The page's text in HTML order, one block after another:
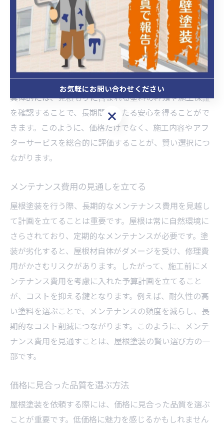
内で最大の効果を得るためです。しかし、価格のみを基
準に判断することはリスクも伴います。安価な施工は、
短期間での劣化や追加費用が発生する可能性がありま
す。実際、安価な塗料を使用した場合、耐久性が低く、
再塗装の頻度が増えることがあります。これを防ぐため
には、価格と品質のバランスを考えることが重要です。
具体的には、見積もりに含まれる塗料の種類や施工保証
を確認することで、長期間にわたる安心を得ることがで
きます。このように、価格だけでなく、施工内容やアフ
ターサービスを総合的に評価することが、賢い選択につ
ながります。
メンテナンス費用の見通しを立てる
屋根塗装を行う際、長期的なメンテナンス費用を見越し
て計画を立てることは重要です。屋根は常に自然環境に
さらされており、定期的なメンテナンスが必要です。塗
装が劣化すると、屋根材自体がダメージを受け、修理費
用がかさむリスクがあります。したがって、施工前にメ
ンテナンス費用を考慮に入れた予算計画を立てること
が、コストを抑える鍵となります。例えば、耐久性の高
い塗料を選ぶことで、メンテナンスの頻度を減らし、長
期的なコスト削減につながります。このように、メンテ
ナンス費用を見通すことは、屋根塗装の賢い選び方の一
部です。
価格に見合った品質を選ぶ方法
屋根塗装を依頼する際には、価格に見合った品質を選ぶ
ことが重要です。低価格に魅力を感じるかもしれません
お気軽にお問い合わせください
お気軽にお問い合わせください